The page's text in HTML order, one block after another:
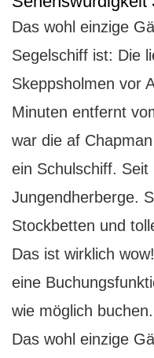
Das wohl einzige
Segelschiff ist: Die
Skeppsholmen vor
Minuten entfernt
war die af
ein Schulschiff.
Jungendherberge.
Stockbetten und
Das ist wirklich
eine
wie möglich buchen.
Das wohl einzige